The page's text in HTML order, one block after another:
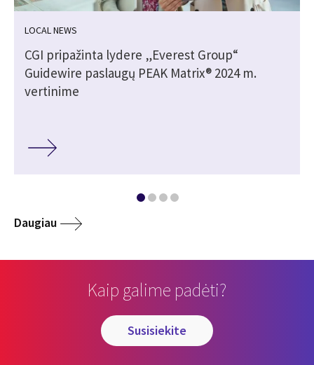
LOCAL NEWS
CGI pripažinta lydere „Everest Group“
Guidewire paslaugų PEAK Matrix® 2024 m.
vertinime
Daugiau
Kaip galime padėti?
susisiekite